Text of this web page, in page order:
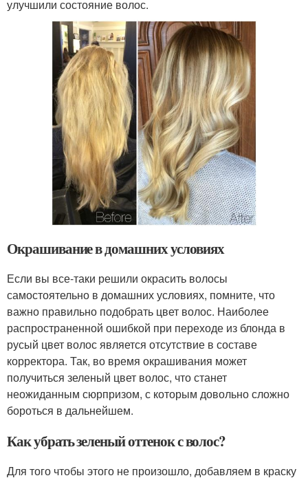
улучшили состояние волос.
Окрашивание в домашних условиях
Если вы все-таки решили окрасить волосы
самостоятельно в домашних условиях, помните, что
важно правильно подобрать цвет волос. Наиболее
распространенной ошибкой при переходе из блонда в
русый цвет волос является отсутствие в составе
корректора. Так, во время окрашивания может
получиться зеленый цвет волос, что станет
неожиданным сюрпризом, с которым довольно сложно
бороться в дальнейшем.
Как убрать зеленый оттенок с волос?
Для того чтобы этого не произошло, добавляем в краску